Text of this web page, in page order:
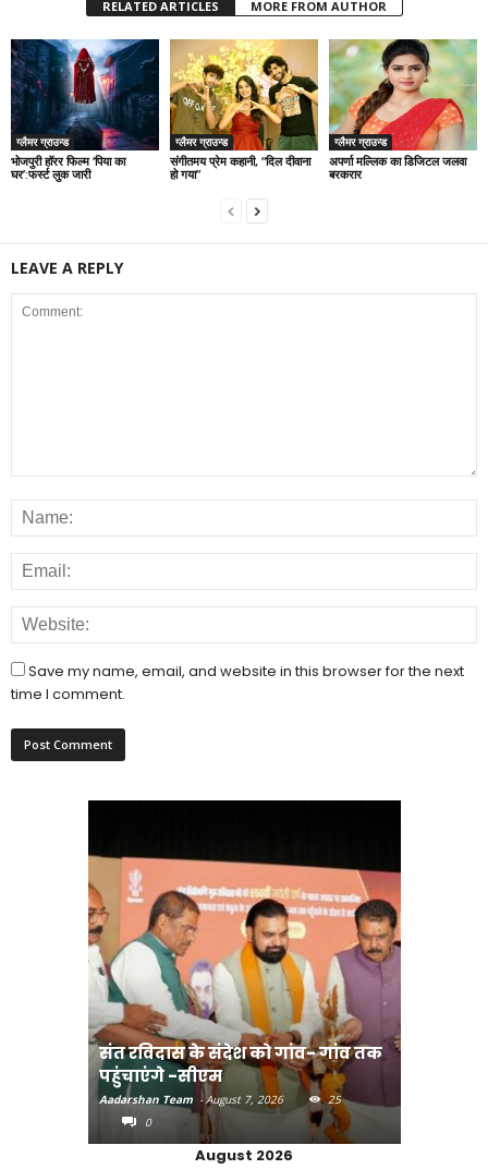
RELATED ARTICLES MORE FROM AUTHOR
ग्लैमर ग्राउन्ड
भोजपुरी हॉरर फिल्म ‘पिया का
घर’:फर्स्ट लुक जारी
ग्लैमर ग्राउन्ड
संगीतमय प्रेम कहानी, “दिल दीवाना
हो गया”
ग्लैमर ग्राउन्ड
अपर्णा मल्लिक का डिजिटल जलवा
बरकरार
LEAVE A REPLY
Save my name, email, and website in this browser for the next
time I comment.
संत रविदास के संदेश को गांव- गांव तक
पहुंचाएंगे -सीएम
Aadarshan Team - August 7, 2026
25
0
August 2026